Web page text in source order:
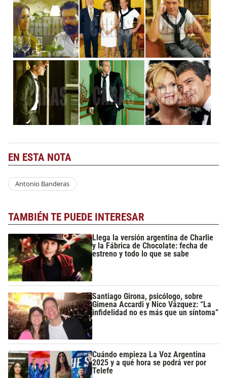
EN ESTA NOTA
Antonio Banderas
TAMBIÉN TE PUEDE INTERESAR
Llega la versión argentina de Charlie
y la Fábrica de Chocolate: fecha de
estreno y todo lo que se sabe
Santiago Girona, psicólogo, sobre
Gimena Accardi y Nico Vázquez: “La
infidelidad no es más que un síntoma”
Cuándo empieza La Voz Argentina
2025 y a qué hora se podrá ver por
Telefe